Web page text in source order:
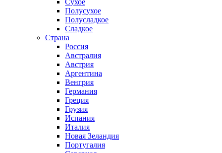
Сухое
Полусухое
Полусладкое
Сладкое
Страна
Россия
Австралия
Австрия
Аргентина
Венгрия
Германия
Греция
Грузия
Испания
Италия
Новая Зеландия
Португалия